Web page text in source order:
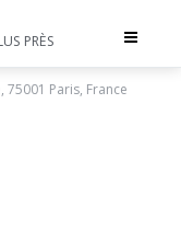
Toggle
PRÈS
75001 Paris, France